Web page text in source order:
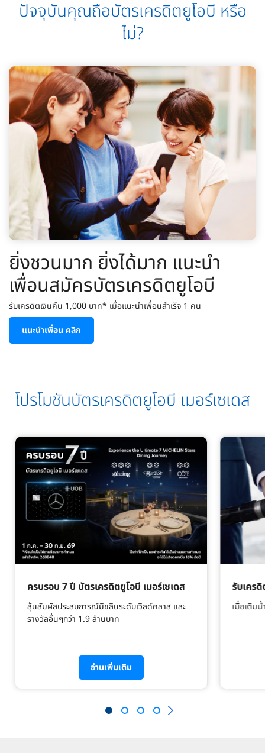
ปัจจุบันคุณถือบัตรเครดิตยูโอบี หรือ
ไม่?
ยิ่งชวนมาก ยิ่งได้มาก แนะนำ
เพื่อนสมัครบัตรเครดิตยูโอบี
รับเครดิตเงินคืน 1,000 บาท* เมื่อแนะนำเพื่อนสำเร็จ 1 คน
แนะนำเพื่อน คลิก
โปรโมชันบัตรเครดิตยูโอบี เมอร์เซเดส
ครบรอบ 7 ปี บัตรเครดิตยูโอบี เมอร์เซเดส​
ลุ้นสัมผัสประสบการณ์มิชลินระดับเวิลด์คลาส และ
รางวัลอื่นๆกว่า 1.9 ล้านบาท
อ่านเพิ่มเติม
รับเคร
เมื่อเติม